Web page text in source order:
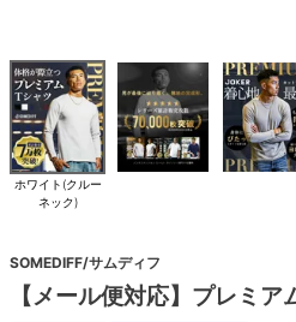
ホワイト(クルー
ネック)
SOMEDIFF/サムディフ
【メール便対応】プレミ